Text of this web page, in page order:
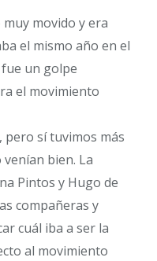
movido y era
el mismo año en el
fue un golpe
el movimiento
pero sí tuvimos más
venían bien. La
Pintos y Hugo de
compañeras y
cuál iba a ser la
al movimiento